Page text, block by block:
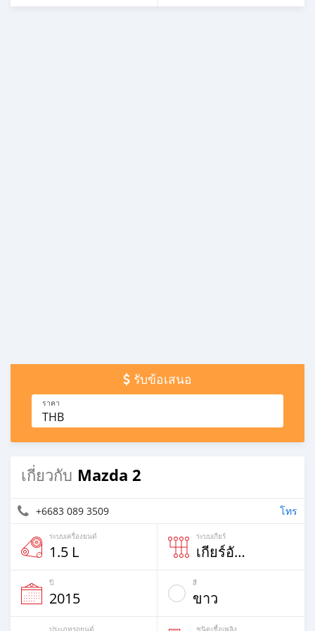
รับข้อเสนอ
ราคา
THB
เกี่ยวกับ Mazda 2
+6683 089 3509 โทร
ระบบเครื่องยนต์
1.5 L
ระบบเกียร์
เกียร์อัตโนม้ติ
ปี
2015
สี
ขาว
ประเภทรถยนต์ ชนิดเชื้อเพลิง